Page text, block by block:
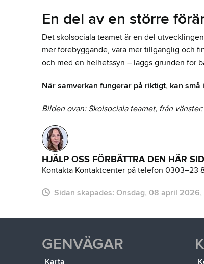
En del av en större
Det skolsociala teamet är en del
mer förebyggande, vara mer tillgänglig och
och med en helhetssyn – läggs grunden för
När samverkan fungerar på riktigt, kan
Bilden ovan: Skolsociala teamet, från
HJÄLP OSS FÖRBÄTTRA DEN HÄR
Kontakta Kontaktcenter på telefon 0303–23
Sidan skapades: onsdag, 08 april 2026,
GENVÄGAR
Karta